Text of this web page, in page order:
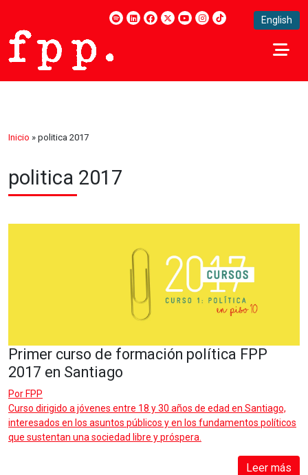
English
Inicio » politica 2017
politica 2017
Primer curso de formación política FPP
2017 en Santiago
Por FPP
Curso dirigido a jóvenes entre 18 y 30 años de edad en Santiago,
interesados en los asuntos públicos y en los fundamentos políticos
que sustentan una sociedad libre y próspera.
Leer más